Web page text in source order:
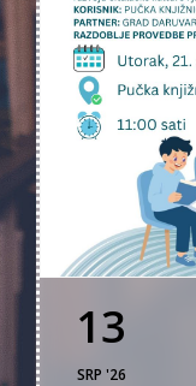
13
SRP '26